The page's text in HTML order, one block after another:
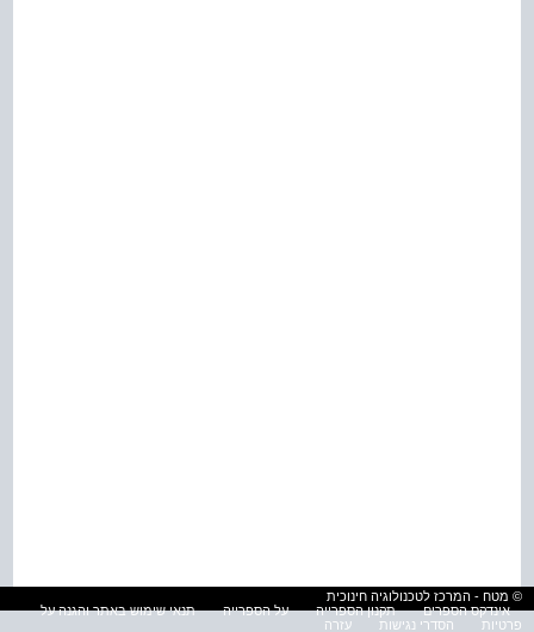
© מטח - המרכז לטכנולוגיה חינוכית
אינדקס הספרים
תקנון הספרייה על הספרייה
תנאי שימוש באתר והגנה על
פרטיות
הסדרי נגישות עזרה